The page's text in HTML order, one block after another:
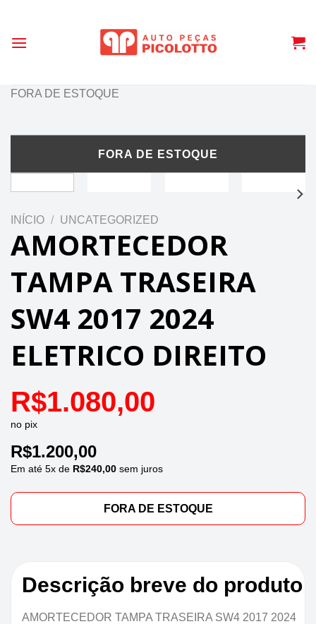
content
FORA DE ESTOQUE
INÍCIO / UNCATEGORIZED
AMORTECEDOR
TAMPA TRASEIRA
SW4 2017 2024
ELETRICO DIREITO
R$1.080,00
no pix
R$1.200,00
Em até 5x de R$240,00 sem juros
FORA DE ESTOQUE
Descrição breve do produto
AMORTECEDOR TAMPA TRASEIRA SW4 2017 2024